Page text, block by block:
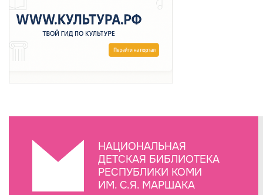
НАЦИОНАЛЬНАЯ
ДЕТСКАЯ БИБЛИОТЕКА
РЕСПУБЛИКИ КОМИ
ИМ. С.Я. МАРШАКА